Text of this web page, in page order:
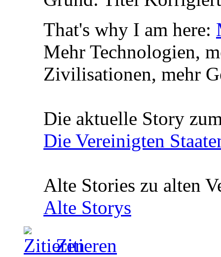
That's why I am here:
Mehr Technologien,
Zivilisationen, mehr
Die aktuelle Story
Die Vereinigten
Alte Stories zu alten
Alte Storys
Zitieren